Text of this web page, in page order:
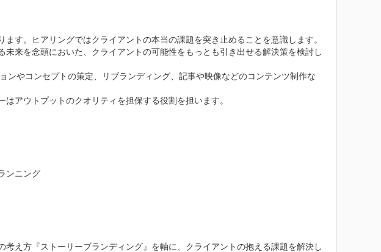
す。ヒアリングではクライアントの本当の課題を突き止めることを意識します。
来を念頭においた、クライアントの可能性をもっとも引き出せる解決策を検討し
ンやコンセプトの策定、リブランディング、記事や映像などのコンテンツ制作な
アウトプットのクオリティを担保する役割を担います。
ンニング
え方『ストーリーブランディング』を軸に、クライアントの抱える課題を解決し